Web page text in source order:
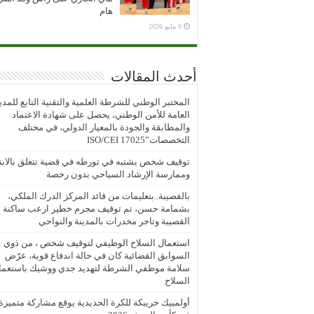
هام
6 مايو 2026
أحدث المقالات
المختبر الوطني للشرطة العلمية والتقنية التابع
العامة للأمن الوطني، يحصل على شهادة الاعتماد
والمطابقة والجودة بالمعيار الدولي، في مختلف
التخصصات”ISO/CEI 17025
توقيف شخص يشتبه في تورطه في قضية تتعلق
وممارسة الإرشاد السياحي بدون رخصة
بالقصيبة..بتعليمات من قائد المركز الدرك الملكي،
بشمامة حسن، تم توقيف مجرم خطير ارعب ساكنة
القصيبة وتاجر مخدرات بالمدينة والنواحي
استعمال السلاح الوظيفي لتوقيف شخص ، من ذوي
السوابق القضائية كان في حالة اندفاع قوية، عرّض
سلامة موظفي الشرطة لتهديد جدي ووشيك
السلاح
أولمبيك خريبكة للكرة الحديدية يوقع مشاركة متميزة